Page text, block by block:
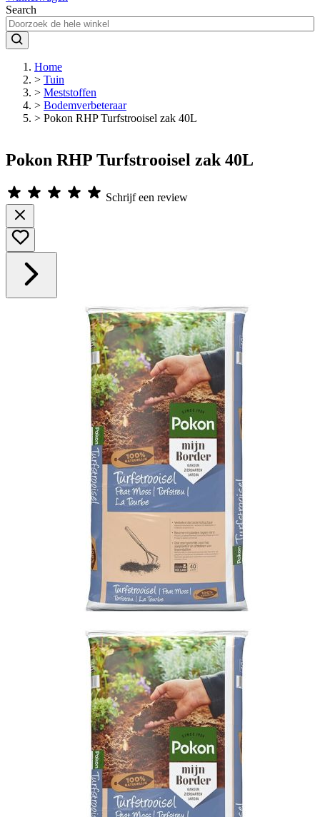
Search
Home
> Tuin
> Meststoffen
> Bodemverbeteraar
> Pokon RHP Turfstrooisel zak 40L
Pokon RHP Turfstrooisel zak 40L
Schrijf een review